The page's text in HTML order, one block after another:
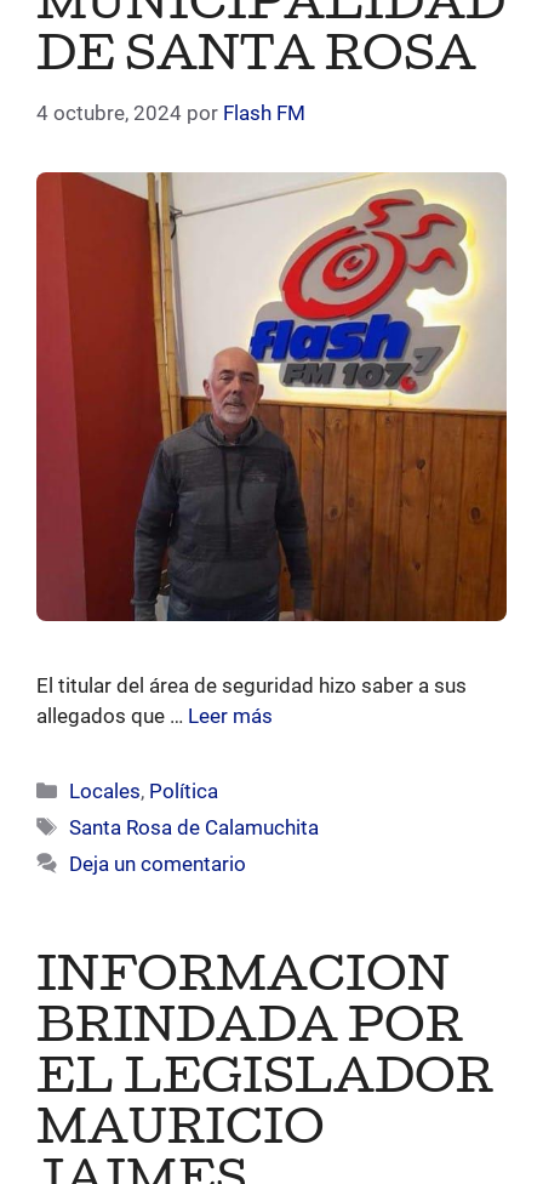
DE SANTA ROSA
4 octubre, 2024 por Flash FM
El titular del área de seguridad hizo saber a sus
allegados que … Leer más
Categorías
Locales, Política
Etiquetas
Santa Rosa de Calamuchita
Deja un comentario
INFORMACION
BRINDADA POR
EL LEGISLADOR
MAURICIO